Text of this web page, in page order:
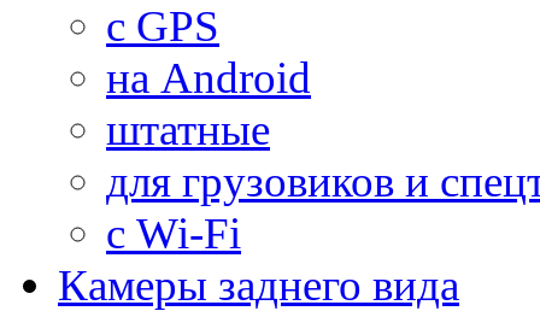
с GPS
на Android
штатные
для грузовиков и
с Wi-Fi
Камеры заднего вида